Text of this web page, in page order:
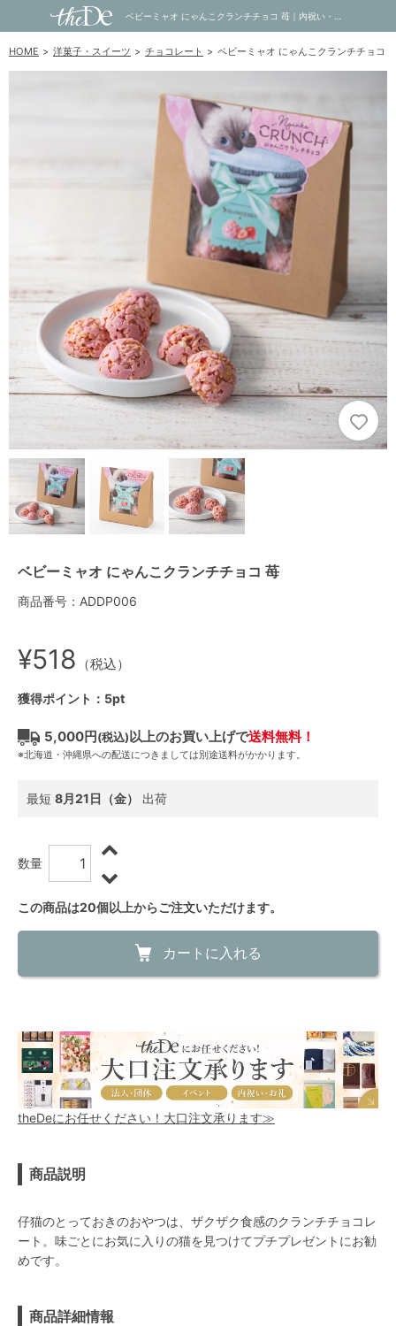
HOME 洋菓子・スイーツ チョコレート ベビーミャオ にゃんこクランチチョコ
ベビーミャオ にゃんこクランチチョコ 苺
商品番号：ADDP006
¥518 （税込）
獲得ポイント：5pt
5,000円(税込)以上のお買い上げで送料無料！
※北海道・沖縄県への配送につきましては別途送料がかかります。
最短 8月21日（金） 出荷
数量
この商品は20個以上からご注文いただけます。
カートに入れる
theDeにお任せください！大口注文承ります≫
商品説明
仔猫のとっておきのおやつは、ザクザク食感のクランチチョコレ
ート。味ごとにお気に入りの猫を見つけてプチプレゼントにお勧
めです。
商品詳細情報